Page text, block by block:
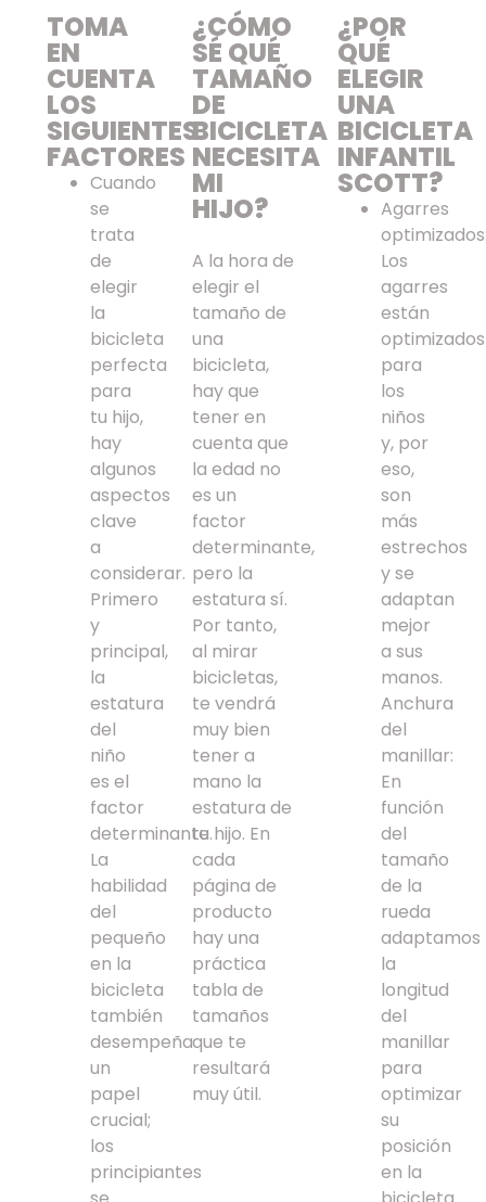
TOMA
EN
CUENTA
LOS
SIGUIENTES
FACTORES
Cuando
se
trata
de
elegir
la
bicicleta
perfecta
para
tu hijo,
hay
algunos
aspectos
clave
a
considerar.
Primero
y
principal,
la
estatura
del
niño
es el
factor
determinante.
La
habilidad
del
pequeño
en la
bicicleta
también
desempeña
un
papel
crucial;
los
principiantes
¿CÓMO
SÉ QUÉ
TAMAÑO
DE
BICICLETA
NECESITA
MI
HIJO?
A la hora de
elegir el
tamaño de
una
bicicleta,
hay que
tener en
cuenta que
la edad no
es un
factor
determinante,
pero la
estatura sí.
Por tanto,
al mirar
bicicletas,
te vendrá
muy bien
tener a
mano la
estatura de
tu hijo. En
cada
página de
producto
hay una
práctica
tabla de
tamaños
que te
resultará
muy útil.
¿POR
QUÉ
ELEGIR
UNA
BICICLETA
INFANTIL
SCOTT?
Agarres
Los
agarres
están
optimizados
para
los
niños
y, por
eso,
son
más
estrechos
y se
adaptan
mejor
a sus
manos.
Anchura
del
manillar:
En
función
del
tamaño
de la
rueda
adaptamos
la
longitud
del
manillar
para
optimizar
su
posición
en la